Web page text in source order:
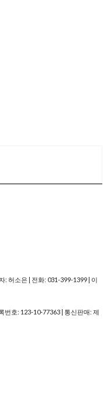
: 허소은 | 전화: 031-399-1399 | 이
번호: 123-10-77363 | 통신판매: 제